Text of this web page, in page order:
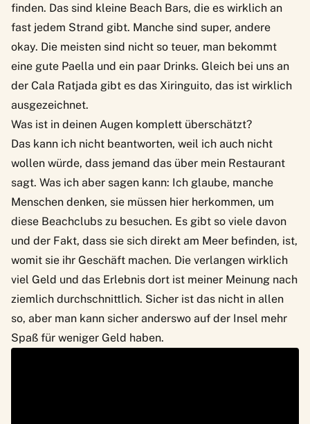
finden. Das sind kleine Beach Bars, die es wirklich an
fast jedem Strand gibt. Manche sind super, andere
okay. Die meisten sind nicht so teuer, man bekommt
eine gute Paella und ein paar Drinks. Gleich bei uns an
der Cala Ratjada gibt es das Xiringuito, das ist wirklich
ausgezeichnet.
Was ist in deinen Augen komplett überschätzt?
Das kann ich nicht beantworten, weil ich auch nicht
wollen würde, dass jemand das über mein Restaurant
sagt. Was ich aber sagen kann: Ich glaube, manche
Menschen denken, sie müssen hier herkommen, um
diese Beachclubs zu besuchen. Es gibt so viele davon
und der Fakt, dass sie sich direkt am Meer befinden, ist,
womit sie ihr Geschäft machen. Die verlangen wirklich
viel Geld und das Erlebnis dort ist meiner Meinung nach
ziemlich durchschnittlich. Sicher ist das nicht in allen
so, aber man kann sicher anderswo auf der Insel mehr
Spaß für weniger Geld haben.